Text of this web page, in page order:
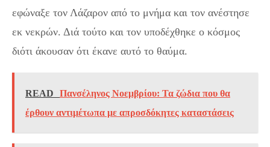
εφώναξε τον Λάζαρον από το μνήμα και τον ανέστησε
εκ νεκρών. Διά τούτο και τον υποδέχθηκε ο κόσμος
διότι άκουσαν ότι έκανε αυτό το θαύμα.
READ
Πανσέληνος Νοεμβρίου: Τα ζώδια που θα
έρθουν αντιμέτωπα με απροσδόκητες καταστάσεις